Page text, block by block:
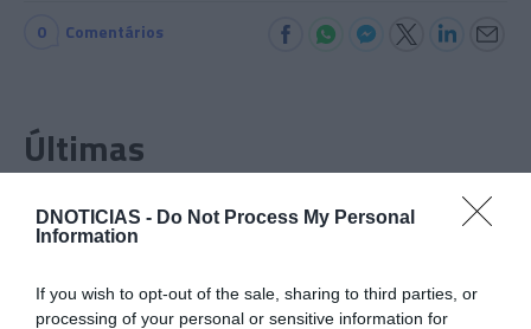
DNOTICIAS - Do Not Process My Personal
Information
If you wish to opt-out of the sale, sharing to third parties, or
processing of your personal or sensitive information for
0 Comentários
Últimas
CRISTIANO RONALDO
“Muda o corpo de todas as mulheres”
PRODUTOS E MARCAS